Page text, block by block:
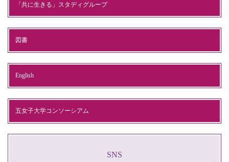
「共に生きる」スタディグループ
図書
English
五女子大学コンソーシアム
SNS